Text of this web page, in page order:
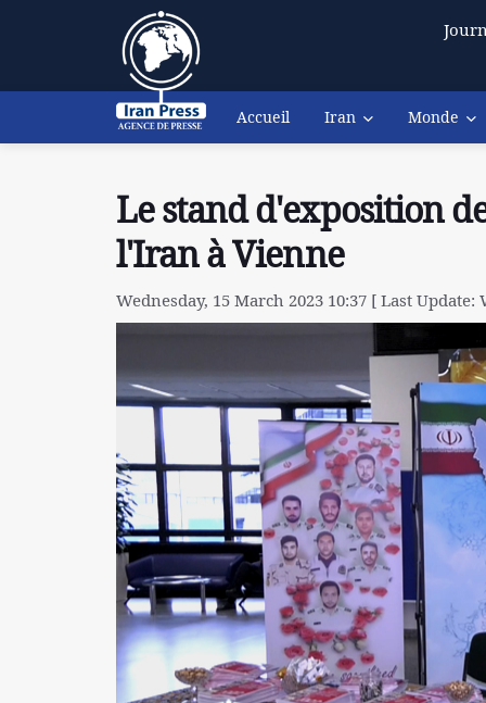
Accueil Iran Monde
Le stand d'exposition
l'Iran à Vienne
Wednesday, 15 March 2023 10:37 [ Last Update: